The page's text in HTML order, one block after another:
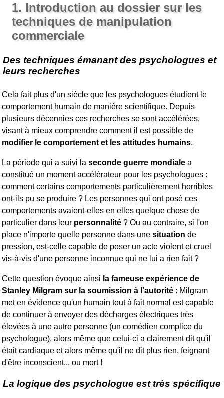
1. Introduction au dossier sur les
techniques de manipulation
commerciale
Des techniques émanant des psychologues et
leurs recherches
Cela fait plus d'un siècle que les psychologues étudient le
comportement humain de manière scientifique. Depuis
plusieurs décennies ces recherches se sont accélérées,
visant à mieux comprendre comment il est possible de
modifier le comportement et les attitudes humains.
La période qui a suivi laseconde guerre mondiale a
constitué un moment accélérateur pour les psychologues :
comment certains comportements particulièrement horribles
ont-ils pu se produire ? Les personnes qui ont posé ces
comportements avaient-elles en elles quelque chose de
particulier dans leur personnalité ? Ou au contraire, si l'on
place n'importe quelle personne dans unesituation de
pression, est-celle capable de poser un acte violent et cruel
vis-à-vis d'une personne inconnue qui ne lui a rien fait ?
Cette question évoque ainsi la fameuse expérience de
Stanley Milgram sur la soumission à l'autorité : Milgram
met en évidence qu'un humain tout à fait normal est capable
de continuer à envoyer des décharges électriques très
élevées à une autre personne (un comédien complice du
psychologue), alors même que celui-ci a clairement dit qu'il
était cardiaque et alors même qu'il ne dit plus rien, feignant
d'être inconscient... ou mort !
La logique des psychologue est très spécifique